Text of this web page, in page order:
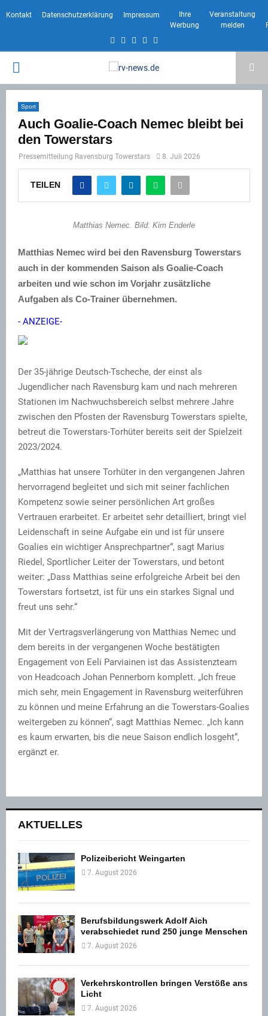
Kontakt Datenschutzerklärung Impressum
Ihre
Werbung
Veranstaltung
melden
Facebook
TwitterInstagram
Email
PRIMARY
MENU
Sport
Auch Goalie-Coach Nemec bleibt bei
den Towerstars
Pressemitteilung Ravensburg Towerstars 8. Juli 2026
TEILEN
Matthias Nemec. Bild: Kim Enderle
Matthias Nemec wird bei den Ravensburg Towerstars
auch in der kommenden Saison als Goalie-Coach
arbeiten und wie schon im Vorjahr zusätzliche
Aufgaben als Co-Trainer übernehmen.
- ANZEIGE-
Der 35-jährige Deutsch-Tscheche, der einst als
Jugendlicher nach Ravensburg kam und nach mehreren
Stationen im Nachwuchsbereich selbst mehrere Jahre
zwischen den Pfosten der Ravensburg Towerstars spielte,
betreut die Towerstars-Torhüter bereits seit der Spielzeit
2023/2024.
„Matthias hat unsere Torhüter in den vergangenen Jahren
hervorragend begleitet und sich mit seiner fachlichen
Kompetenz sowie seiner persönlichen Art großes
Vertrauen erarbeitet. Er arbeitet sehr detailliert, bringt viel
Leidenschaft in seine Aufgabe ein und ist für unsere
Goalies ein wichtiger Ansprechpartner“, sagt Marius
Riedel, Sportlicher Leiter der Towerstars, und betont
weiter: „Dass Matthias seine erfolgreiche Arbeit bei den
Towerstars fortsetzt, ist für uns ein starkes Signal und
freut uns sehr.“
Mit der Vertragsverlängerung von Matthias Nemec und
dem bereits in der vergangenen Woche bestätigten
Engagement von Eeli Parviainen ist das Assistenzteam
von Headcoach Johan Pennerborn komplett. „Ich freue
mich sehr, mein Engagement in Ravensburg weiterführen
zu können und meine Erfahrung an die Towerstars-Goalies
weitergeben zu können“, sagt Matthias Nemec. „Ich kann
es kaum erwarten, bis die neue Saison endlich losgeht“,
ergänzt er.
AKTUELLES
Polizeibericht Weingarten
7. August 2026
Berufsbildungswerk Adolf Aich
verabschiedet rund 250 junge Menschen
7. August 2026
Verkehrskontrollen bringen Verstöße ans
Licht
7. August 2026